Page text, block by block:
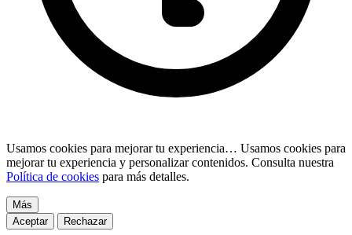
Usamos cookies para mejorar tu experiencia… Usamos cookies para
mejorar tu experiencia y personalizar contenidos. Consulta nuestra
Política de cookies para más detalles.
Más
Aceptar
Rechazar